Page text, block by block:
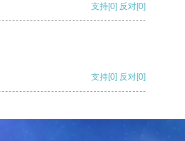
支持[0] 反对[0]
支持[0] 反对[0]